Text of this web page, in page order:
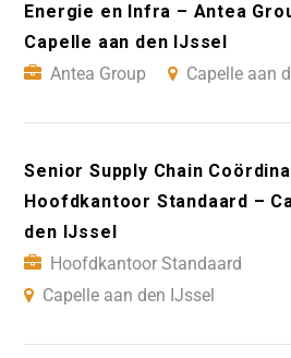
Energie en Infra – Antea
Capelle aan den IJssel
Antea Group
Capelle aan
Senior Supply Chain
Hoofdkantoor Standaard –
den IJssel
Hoofdkantoor Standaard
Capelle aan den IJssel